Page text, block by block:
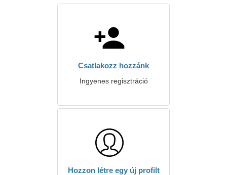
Csatlakozz hozzánk
Ingyenes regisztráció
Hozzon létre egy új profilt